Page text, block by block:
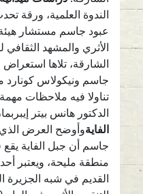
الندوة العلمية، ورقة
عبود جاسم مستشار هيئة
الأثري والمشهد
الشارقة، تلاها
جاسم ونيكولاس كونارد
تناولا فيه ملاحظات
الدكتور هانس بيتر
الفايةوأوضح العرض الذي
جاسم أن جبل الفاية يقع
منطقة مليحة، ويعتبر
القديم في شبه الجزيرة